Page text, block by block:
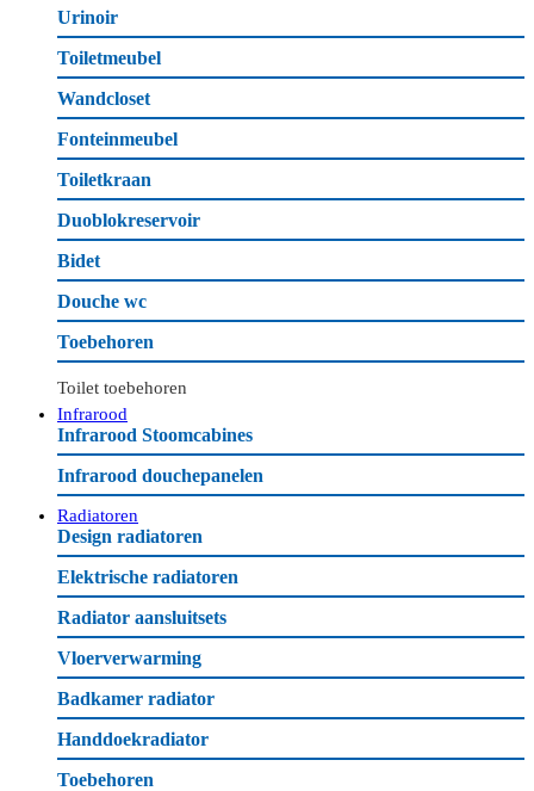
Urinoir
Toiletmeubel
Wandcloset
Fonteinmeubel
Toiletkraan
Duoblokreservoir
Bidet
Douche wc
Toebehoren
Toilet toebehoren
Infrarood
Infrarood Stoomcabines
Infrarood douchepanelen
Radiatoren
Design radiatoren
Elektrische radiatoren
Radiator aansluitsets
Vloerverwarming
Badkamer radiator
Handdoekradiator
Toebehoren